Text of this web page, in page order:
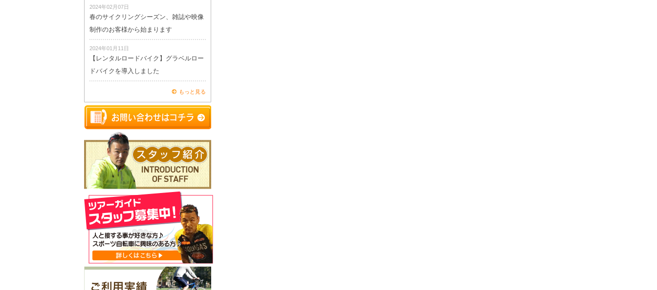
2024年02月07日
春のサイクリングシーズン、雑誌や映像
制作のお客様から始まります
2024年01月11日
【レンタルロードバイク】グラベルロー
ドバイクを導入しました
もっと見る